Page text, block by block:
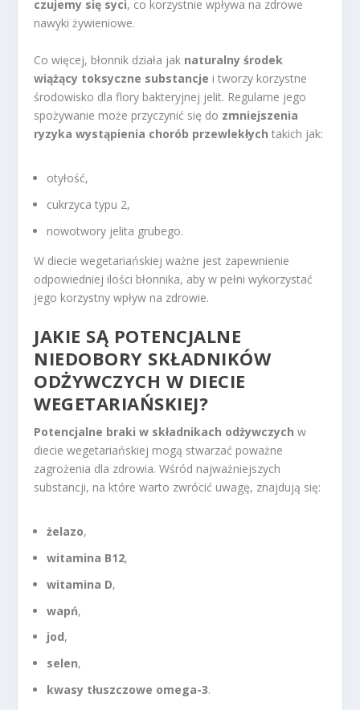
czujemy się syci, co korzystnie wpływa na zdrowe
nawyki żywieniowe.
Co więcej, błonnik działa jak naturalny środek
wiążący toksyczne substancje i tworzy korzystne
środowisko dla flory bakteryjnej jelit. Regularne jego
spożywanie może przyczynić się do zmniejszenia
ryzyka wystąpienia chorób przewlekłych takich jak:
otyłość,
cukrzyca typu 2,
nowotwory jelita grubego.
W diecie wegetariańskiej ważne jest zapewnienie
odpowiedniej ilości błonnika, aby w pełni wykorzystać
jego korzystny wpływ na zdrowie.
JAKIE SĄ POTENCJALNE
NIEDOBORY SKŁADNIKÓW
ODŻYWCZYCH W DIECIE
WEGETARIAŃSKIEJ?
Potencjalne braki w składnikach odżywczych w
diecie wegetariańskiej mogą stwarzać poważne
zagrożenia dla zdrowia. Wśród najważniejszych
substancji, na które warto zwrócić uwagę, znajdują się:
żelazo,
witamina B12,
witamina D,
wapń,
jod,
selen,
kwasy tłuszczowe omega-3.